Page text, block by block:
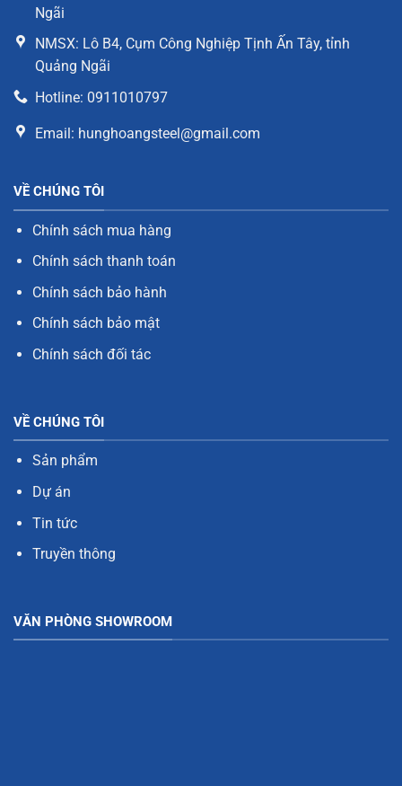
Ngãi
NMSX: Lô B4, Cụm Công Nghiệp Tịnh Ấn Tây, tỉnh
Quảng Ngãi
Hotline: 0911010797
Email: hunghoangsteel@gmail.com
VỀ CHÚNG TÔI
Chính sách mua hàng
Chính sách thanh toán
Chính sách bảo hành
Chính sách bảo mật
Chính sách đối tác
VỀ CHÚNG TÔI
Sản phẩm
Dự án
Tin tức
Truyền thông
VĂN PHÒNG SHOWROOM